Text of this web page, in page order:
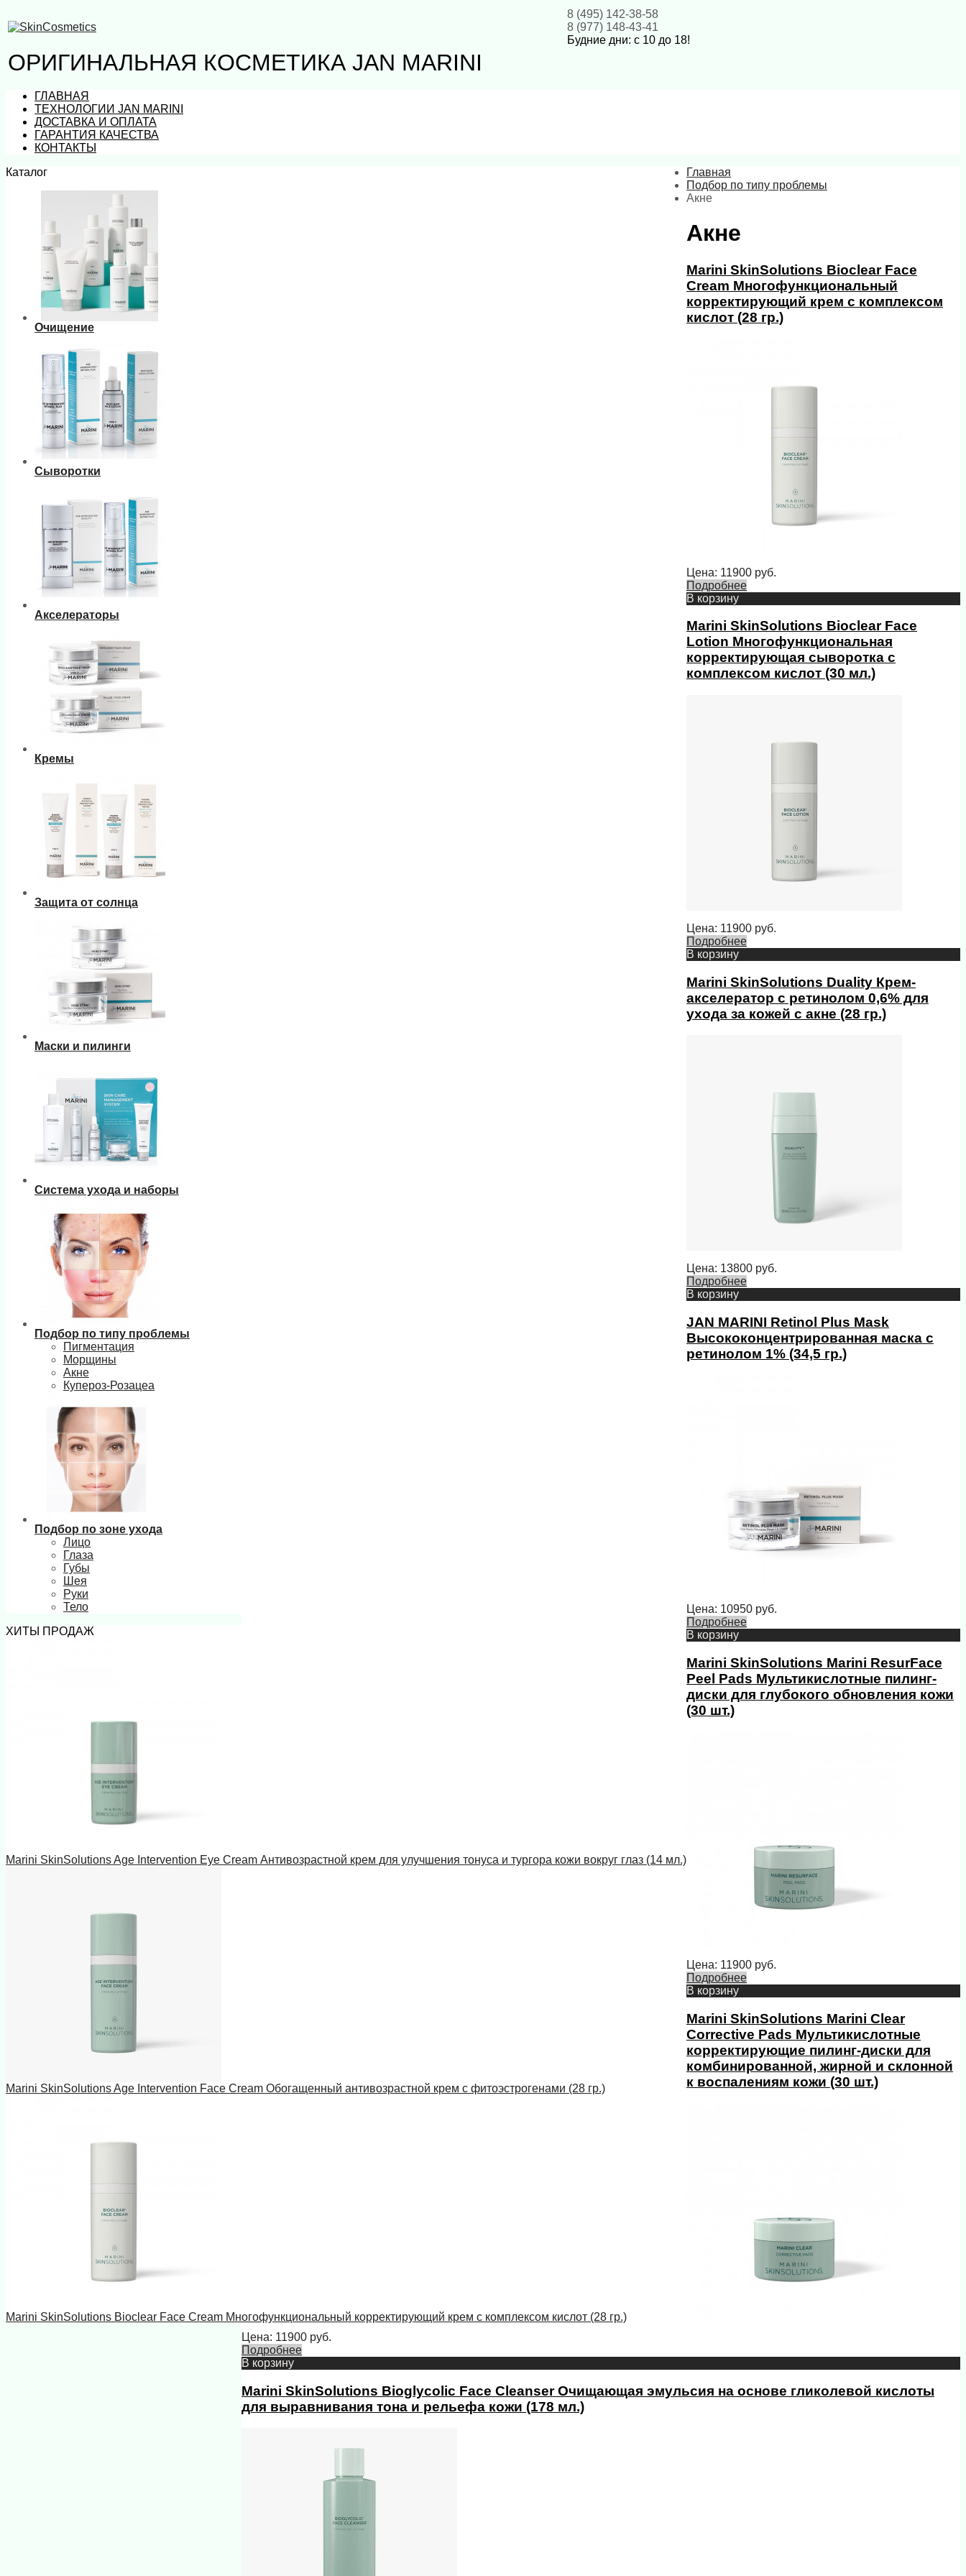
8 (495) 142-38-58
8 (977) 148-43-41
Будние дни: с 10 до 18!
ОРИГИНАЛЬНАЯ КОСМЕТИКА JAN MARINI
ГЛАВНАЯ
ТЕХНОЛОГИИ JAN MARINI
ДОСТАВКА И ОПЛАТА
ГАРАНТИЯ КАЧЕСТВА
КОНТАКТЫ
Каталог
Очищение
Сыворотки
Акселераторы
Кремы
Защита от солнца
Маски и пилинги
Система ухода и наборы
Подбор по типу проблемы
Пигментация
Морщины
Акне
Купероз-Розацеа
Подбор по зоне ухода
Лицо
Глаза
Губы
Шея
Руки
Тело
ХИТЫ ПРОДАЖ
Marini SkinSolutions Age Intervention Eye Cream Антивозрастной крем для улучшения тонуса и тургора кожи вокруг глаз (14 мл.)
Marini SkinSolutions Age Intervention Face Cream Обогащенный антивозрастной крем с фитоэстрогенами (28 гр.)
Marini SkinSolutions Bioclear Face Cream Многофункциональный корректирующий крем c комплексом кислот (28 гр.)
Главная
Подбор по типу проблемы
Акне
Акне
Marini SkinSolutions Bioclear Face
Cream Многофункциональный
корректирующий крем c комплексом
кислот (28 гр.)
Цена: 11900 руб.
Подробнее
В корзину
Marini SkinSolutions Bioclear Face
Lotion Многофункциональная
корректирующая сыворотка c
комплексом кислот (30 мл.)
Цена: 11900 руб.
Подробнее
В корзину
Marini SkinSolutions Duality Крем-
акселератор с ретинолом 0,6% для
ухода за кожей с акне (28 гр.)
Цена: 13800 руб.
Подробнее
В корзину
JAN MARINI Retinol Plus Mask
Высококонцентрированная маска с
ретинолом 1% (34,5 гр.)
Цена: 10950 руб.
Подробнее
В корзину
Marini SkinSolutions Marini ResurFace
Peel Pads Мультикислотные пилинг-
диски для глубокого обновления кожи
(30 шт.)
Цена: 11900 руб.
Подробнее
В корзину
Marini SkinSolutions Marini Clear
Corrective Pads Мультикислотные
корректирующие пилинг-диски для
комбинированной, жирной и склонной
к воспалениям кожи (30 шт.)
Цена: 11900 руб.
Подробнее
В корзину
Marini SkinSolutions Bioglycolic Face Cleanser Очищающая эмульсия на основе гликолевой кислоты
для выравнивания тона и рельефа кожи (178 мл.)